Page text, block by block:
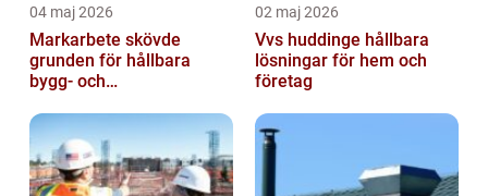
04 maj 2026
Markarbete skövde
grunden för hållbara
bygg- och
02 maj 2026
Vvs huddinge hållbara
lösningar för hem och
företag